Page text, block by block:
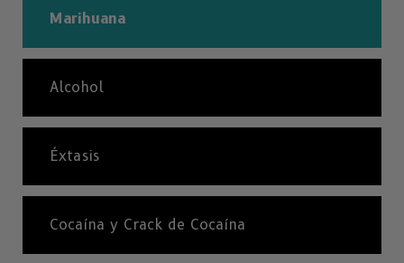
Marihuana
Alcohol
Éxtasis
Cocaína y Crack de Cocaína